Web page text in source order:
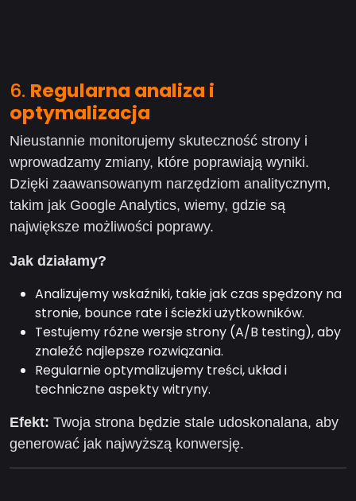
6. Regularna analiza i
optymalizacja
Nieustannie monitorujemy skuteczność strony i
wprowadzamy zmiany, które poprawiają wyniki.
Dzięki zaawansowanym narzędziom analitycznym,
takim jak Google Analytics, wiemy, gdzie są
największe możliwości poprawy.
Jak działamy?
Analizujemy wskaźniki, takie jak czas spędzony na
stronie, bounce rate i ścieżki użytkowników.
Testujemy różne wersje strony (A/B testing), aby
znaleźć najlepsze rozwiązania.
Regularnie optymalizujemy treści, układ i
techniczne aspekty witryny.
Efekt: Twoja strona będzie stale udoskonalana, aby
generować jak najwyższą konwersję.